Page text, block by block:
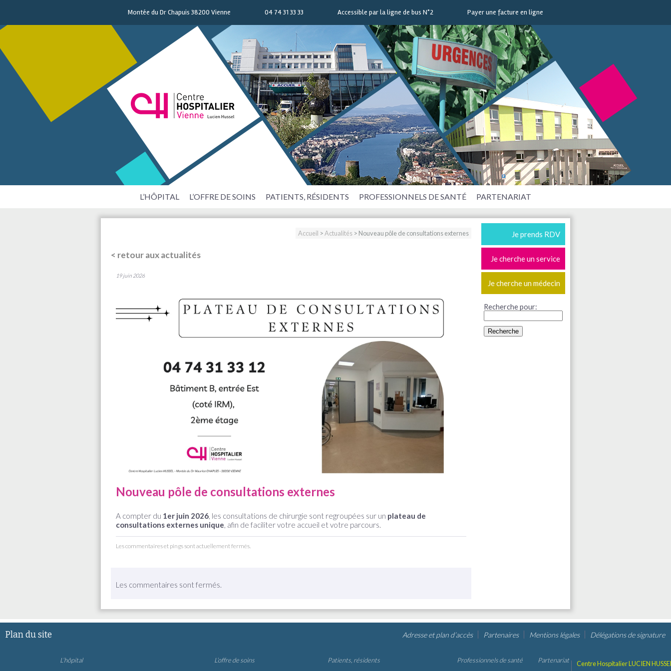
Montée du Dr Chapuis 38200 Vienne 04 74 31 33 33 Accessible par la ligne de bus N°2 Payer une facture en ligne
L’HÔPITAL L’OFFRE DE SOINS PATIENTS, RÉSIDENTS PROFESSIONNELS DE SANTÉ PARTENARIAT
Je prends RDV
Je cherche un service
Je cherche un médecin
Recherche pour:
Accueil >Actualités > Nouveau pôle de consultations externes
< retour aux actualités
19 juin 2026
Nouveau pôle de consultations externes
A compter du 1er juin 2026, les consultations de chirurgie sont regroupées sur un plateau de
consultations externes unique, afin de faciliter votre accueil et votre parcours.
Les commentaires et pings sont actuellement fermés.
Les commentaires sont fermés.
Plan du site
L’hôpital L’offre de soins Patients, résidents Professionnels de santé Partenariat
Adresse et plan d’accès Partenaires Mentions légales Délégations de signature
Centre Hospitalier LUCIEN